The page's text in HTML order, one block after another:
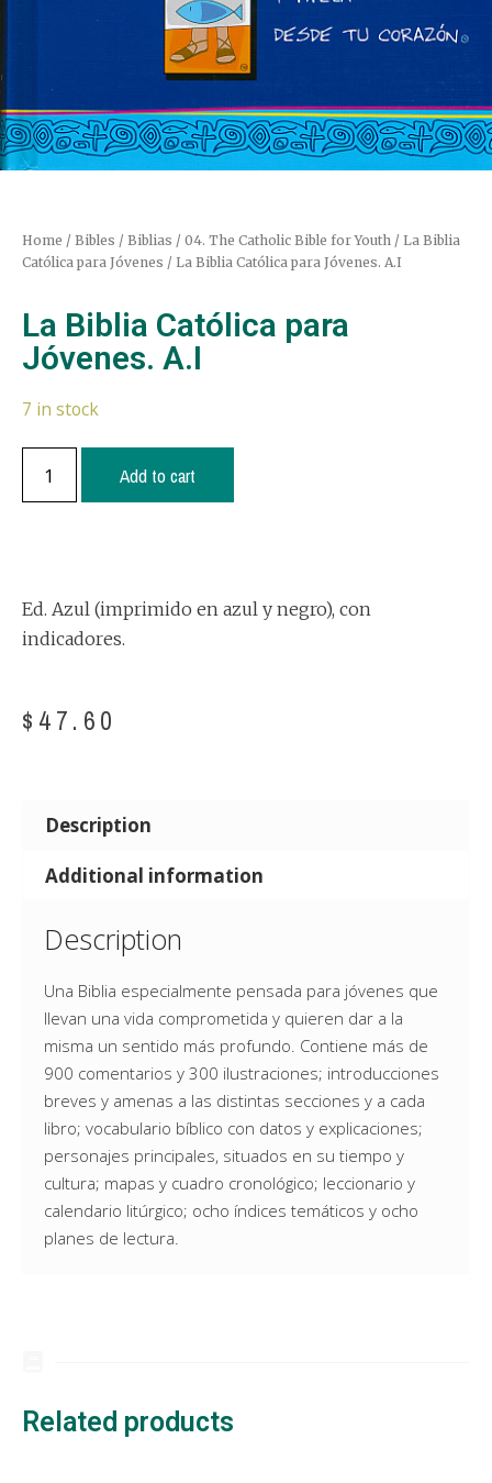
Home / Bibles / Biblias / 04. The Catholic Bible for Youth / La Biblia
Católica para Jóvenes / La Biblia Católica para Jóvenes. A.I
La Biblia Católica para
Jóvenes. A.I
7 in stock
Add to cart
Ed. Azul (imprimido en azul y negro), con
indicadores.
$ 47.60
Description
Additional information
Description
Una Biblia especialmente pensada para jóvenes que
llevan una vida comprometida y quieren dar a la
misma un sentido más profundo. Contiene más de
900 comentarios y 300 ilustraciones; introducciones
breves y amenas a las distintas secciones y a cada
libro; vocabulario bíblico con datos y explicaciones;
personajes principales, situados en su tiempo y
cultura; mapas y cuadro cronológico; leccionario y
calendario litúrgico; ocho índices temáticos y ocho
planes de lectura.
Related products